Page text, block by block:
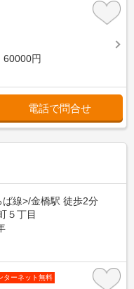
60000円
電話で問合せ
線>/金橋駅 徒歩2分
５丁目
ターネット無料